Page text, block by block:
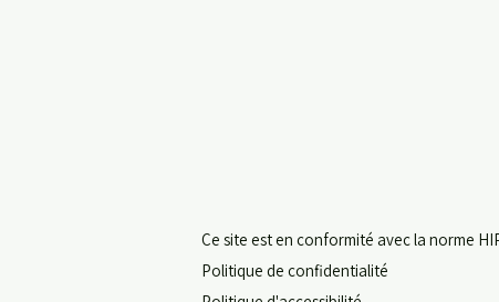
Ce site est en conformité avec la norme
Politique de confidentialité